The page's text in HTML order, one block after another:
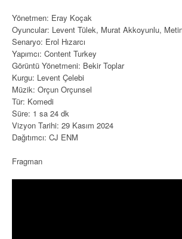
Yönetmen: Eray Koçak
Oyuncular: Levent Tülek, Murat Akkoyunlu,
Senaryo: Erol Hızarcı
Yapımcı: Content Turkey
Görüntü Yönetmeni: Bekir Toplar
Kurgu: Levent Çelebi
Müzik: Orçun Orçunsel
Tür: Komedi
Süre: 1 sa 24 dk
Vizyon Tarihi: 29 Kasım 2024
Dağıtımcı: CJ ENM
Fragman